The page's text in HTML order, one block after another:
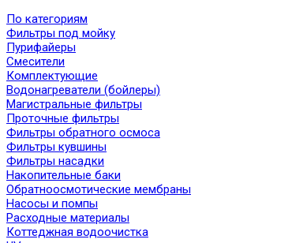
По категориям
Фильтры под мойку
Пурифайеры
Смесители
Комплектующие
Водонагреватели (бойлеры)
Магистральные фильтры
Проточные фильтры
Фильтры обратного осмоса
Фильтры кувшины
Фильтры насадки
Накопительные баки
Обратноосмотические мембраны
Насосы и помпы
Расходные материалы
Коттеджная водоочистка